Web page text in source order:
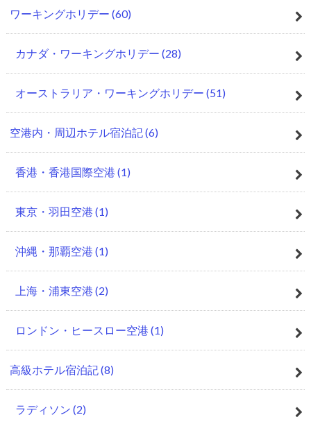
ワーキングホリデー (60)
カナダ・ワーキングホリデー (28)
オーストラリア・ワーキングホリデー (51)
空港内・周辺ホテル宿泊記(6)
香港・香港国際空港 (1)
東京・羽田空港 (1)
沖縄・那覇空港 (1)
上海・浦東空港 (2)
ロンドン・ヒースロー空港 (1)
高級ホテル宿泊記(8)
ラディソン (2)